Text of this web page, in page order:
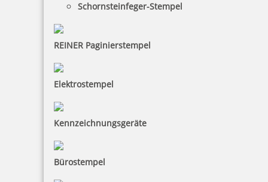
Schornsteinfeger-Stempel
REINER Paginierstempel
Elektrostempel
Kennzeichnungsgeräte
Bürostempel